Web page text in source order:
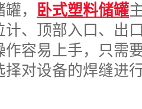
，
卧式塑料储罐
计、顶部入口、出
作容易上手，只需
择对设备的焊缝进